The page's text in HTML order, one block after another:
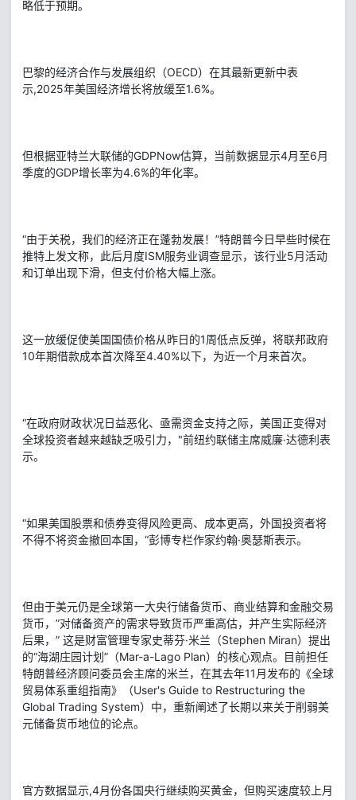
略低于预期。
巴黎的经济合作与发展组织（OECD）在其最新更新中表
示,2025年美国经济增长将放缓至1.6%。
但根据亚特兰大联储的GDPNow估算，当前数据显示4月至6月
季度的GDP增长率为4.6%的年化率。
“由于关税，我们的经济正在蓬勃发展！”特朗普今日早些时候在
推特上发文称，此后月度ISM服务业调查显示，该行业5月活动
和订单出现下滑，但支付价格大幅上涨。
这一放缓促使美国国债价格从昨日的1周低点反弹，将联邦政府
10年期借款成本首次降至4.40%以下，为近一个月来首次。
“在政府财政状况日益恶化、亟需资金支持之际，美国正变得对
全球投资者越来越缺乏吸引力，"前纽约联储主席威廉·达德利表
示。
“如果美国股票和债券变得风险更高、成本更高，外国投资者将
不得不将资金撤回本国，“彭博专栏作家约翰·奥瑟斯表示。
但由于美元仍是全球第一大央行储备货币、商业结算和金融交易
货币，”对储备资产的需求导致货币严重高估，并产生实际经济
后果，” 这是财富管理专家史蒂芬·米兰（Stephen Miran）提出
的“海湖庄园计划”（Mar-a-Lago Plan）的核心观点。目前担任
特朗普经济顾问委员会主席的米兰，在其去年11月发布的《全球
贸易体系重组指南》（User's Guide to Restructuring the
Global Trading System）中，重新阐述了长期以来关于削弱美
元储备货币地位的论点。
官方数据显示,4月份各国央行继续购买黄金，但购买速度较上月